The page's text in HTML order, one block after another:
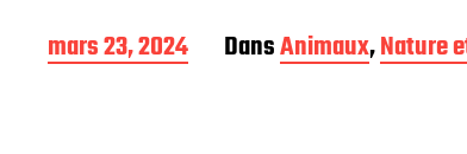
D
a
mars 23, 2024 DansAnimaux,Nature